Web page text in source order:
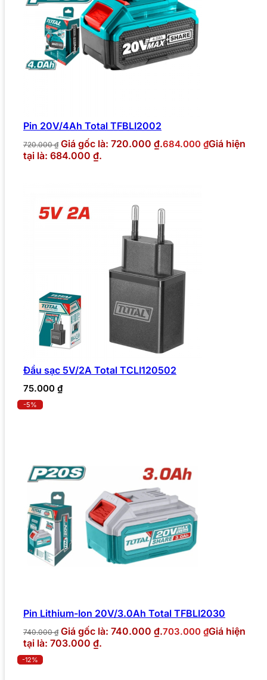
Pin 20V/4Ah Total TFBLI2002
720.000₫ Giá gốc là: 720.000 ₫.684.000 ₫Giá hiện
tại là: 684.000 ₫.
Đầu sạc 5V/2A Total TCLI120502
75.000 ₫
-5%
Pin Lithium-Ion 20V/3.0Ah Total TFBLI2030
740.000₫ Giá gốc là: 740.000 ₫.703.000 ₫Giá hiện
tại là: 703.000 ₫.
-12%